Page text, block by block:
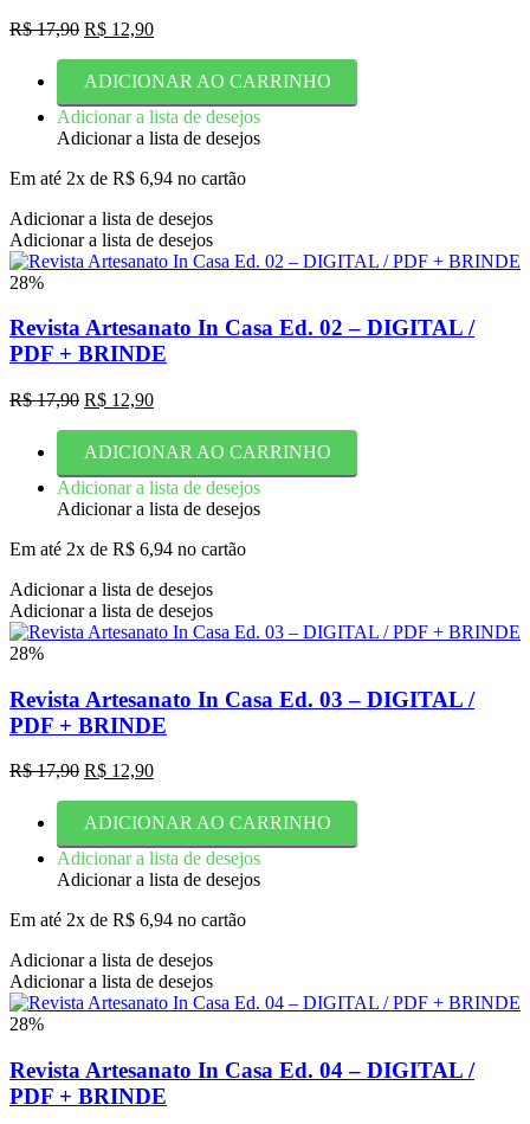
R$17,90 O
original
era:
R$ 17,90.
R$ 12,90O
atual
é:
R$ 12,90.
ADICIONAR AO CARRINHO
Adicionar a lista de desejos
Adicionar a lista de desejos
Em até 2x de R$ 6,94 no cartão
Adicionar a lista de desejos
Adicionar a lista de desejos
28%
Revista Artesanato In Casa Ed. 02 – DIGITAL /
PDF + BRINDE
R$17,90 O
original
era:
R$ 17,90.
R$ 12,90O
atual
é:
R$ 12,90.
ADICIONAR AO CARRINHO
Adicionar a lista de desejos
Adicionar a lista de desejos
Em até 2x de R$ 6,94 no cartão
Adicionar a lista de desejos
Adicionar a lista de desejos
28%
Revista Artesanato In Casa Ed. 03 – DIGITAL /
PDF + BRINDE
R$17,90 O
original
era:
R$ 17,90.
R$ 12,90O
atual
é:
R$ 12,90.
ADICIONAR AO CARRINHO
Adicionar a lista de desejos
Adicionar a lista de desejos
Em até 2x de R$ 6,94 no cartão
Adicionar a lista de desejos
Adicionar a lista de desejos
28%
Revista Artesanato In Casa Ed. 04 – DIGITAL /
PDF + BRINDE